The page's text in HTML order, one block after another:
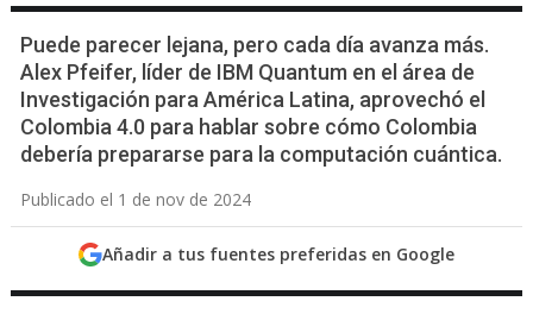
Puede parecer lejana, pero cada día avanza más.
Alex Pfeifer, líder de IBM Quantum en el área de
Investigación para América Latina, aprovechó el
Colombia 4.0 para hablar sobre cómo Colombia
debería prepararse para la computación cuántica.
Publicado el 1 de nov de 2024
Añadir a tus fuentes preferidas en Google